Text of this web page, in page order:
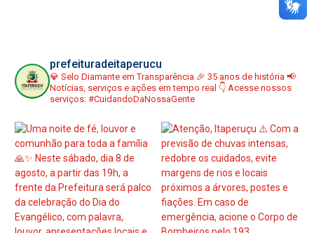
prefeituradeitaperucu
💎 Selo Diamante em Transparência 🎉 35 anos de história 📢
Notícias, serviços e ações em tempo real 👇 Acesse nossos
serviços: #CuidandoDaNossaGente